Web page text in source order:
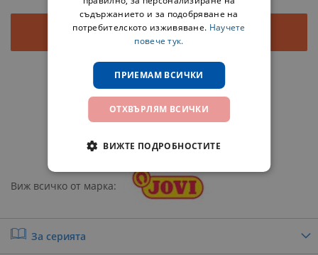
Добави в количката
Добави в любими
Добави за сравнение
Сподели
Виж всичко от марка
За серията
съдържанието и за подобряване на
потребителското изживяване. Научете
повече тук.
ПРИЕМАМ ВСИЧКИ
ОТХВЪРЛЯМ ВСИЧКИ
ВИЖТЕ ПОДРОБНОСТИТЕ